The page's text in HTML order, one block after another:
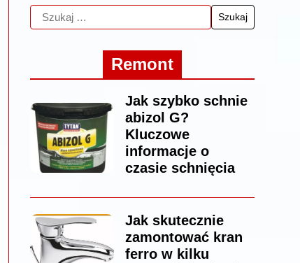
Remont
Jak szybko schnie
abizol G?
Kluczowe
informacje o
czasie schnięcia
Jak skutecznie
zamontować kran
ferro w kilku